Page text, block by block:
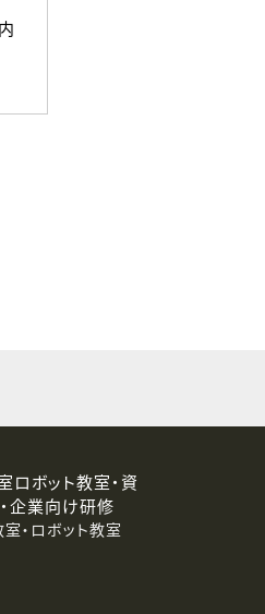
ロボット教室・資
企業向け研修
・ロボット教室